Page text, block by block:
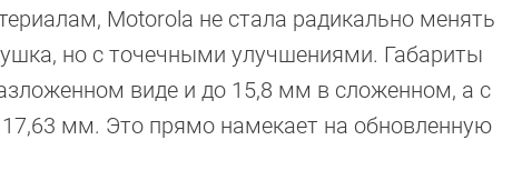
Motorola не стала радикально менять
но с точечными улучшениями. Габариты
виде и до 15,8 мм в сложенном, а с
мм. Это прямо намекает на обновленную